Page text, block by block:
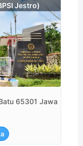
Jestro)
65301 Jawa